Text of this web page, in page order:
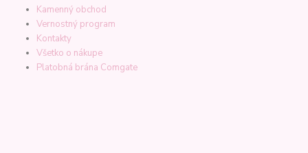
Kamenný obchod
Vernostný program
Kontakty
Všetko o nákupe
Platobná brána Comgate